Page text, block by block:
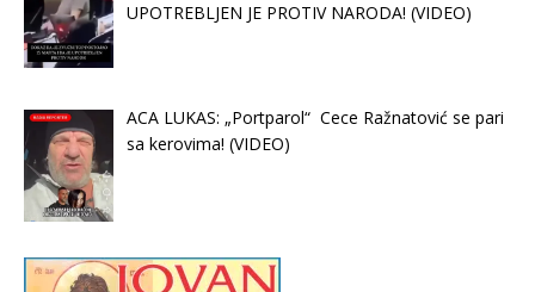
UPOTREBLJEN JE PROTIV NARODA! (VIDEO)
ACA LUKAS: „Portparol“ Cece Ražnatović se pari
sa kerovima! (VIDEO)